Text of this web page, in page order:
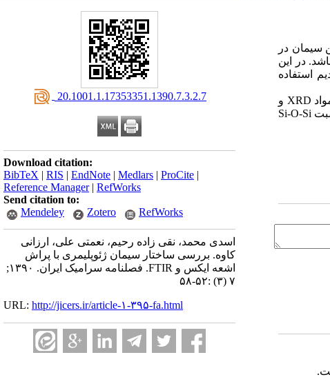
‎ 20.1001.1.17353351.1390.7.3.2.7
Download citation:
BibTeX | RIS | EndNote | Medlars | ProCite |
Reference Manager| RefWorks
Send citation to:
Mendeley
Zotero RefWorks
اسدی محمد، نقی زاده رحیم، نعمتی علی، ارزانی
کاوه. بررسی ساختار سیمان ژئوپلیمری با پراش
اشعه ایکس و FTIR. فصلنامه سرامیک ایران. ۱۳۹۰;
۷ (۳) :۵۲-۵۸
URL: http://jicers.ir/article-۱-۳۹۵-fa.html
سیمان در
در این
استفاده
سیمانها استحکام و مقاومت حرارتی بالا، مقاومت زیاد در برابر حملات اسیدی نسبت به پلیمر آلی مشخص شد که محصول ژئوپلیمر از مواد XRD و
سیمانهای پرتلند می باشد. به کمک آنالیز پیک جذب IR بدست آمد. طیف FTIR آمورف تشکیل شده است. اطلاعات بیشتر با استفاده از نسبت Si-O-Si